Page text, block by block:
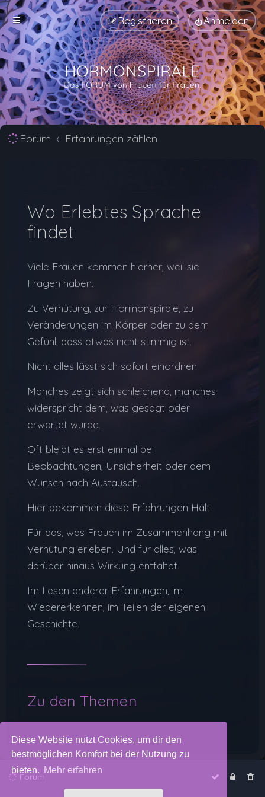
Diese Website nutzt Cookies, um dir den
bestmöglichen Komfort bei der Nutzung zu
bieten. Mehr erfahren
Anmelden
Registrieren
Forum Erfahrungen zählen
Wo Erlebtes Sprache
findet
Viele Frauen kommen hierher, weil sie
Fragen haben.
Zu Verhütung, zur Hormonspirale, zu
Veränderungen im Körper oder zu dem
Gefühl, dass etwas nicht stimmig ist.
Nicht alles lässt sich sofort einordnen.
Manches zeigt sich schleichend, manches
widerspricht dem, was gesagt oder
erwartet wurde.
Oft bleibt es erst einmal bei
Beobachtungen, Unsicherheit oder dem
Wunsch nach Austausch.
Hier bekommen diese Erfahrungen Halt.
Für das, was Frauen im Zusammenhang mit
Verhütung erleben. Und für alles, was
darüber hinaus Wirkung entfaltet.
Im Lesen anderer Erfahrungen, im
Wiedererkennen, im Teilen der eigenen
Geschichte.
Zu den Themen
Forum